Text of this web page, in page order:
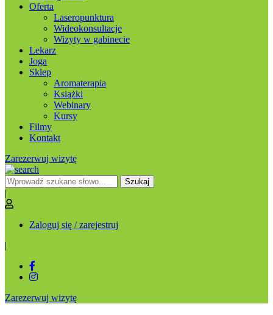
Oferta
Laseropunktura
Wideokonsultacje
Wizyty w gabinecie
Lekarz
Joga
Sklep
Aromaterapia
Książki
Webinary
Kursy
Filmy
Kontakt
Zarezerwuj wizytę
Szukaj
|
Zaloguj się / zarejestruj
|
Zarezerwuj wizytę